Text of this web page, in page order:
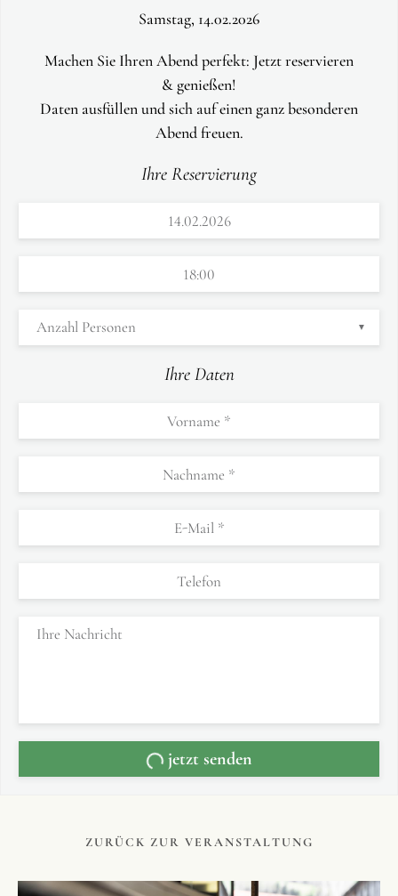
Samstag, 14.02.2026
Machen Sie Ihren Abend perfekt: Jetzt reservieren
& genießen!
Daten ausfüllen und sich auf einen ganz besonderen
Abend freuen.
Ihre Reservierung
Ihre Daten
jetzt senden
ZURÜCK ZUR VERANSTALTUNG